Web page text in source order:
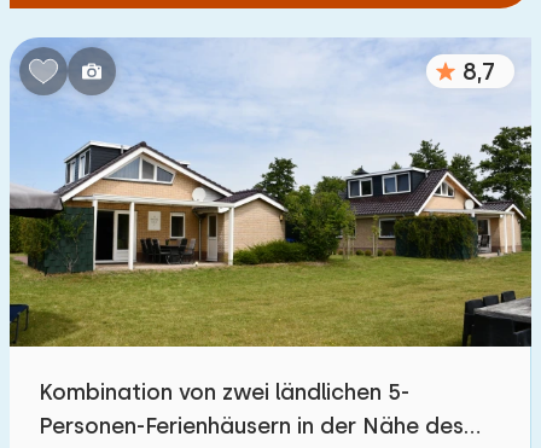
Zum Wasser
5 10
Zu öffentlichen Verkehrsmitteln (max. km):
0,2 0,5 1 2 5
Unterkunft
Im Ferienpark
8,7
Kombination von zwei ländlichen 5-
Personen-Ferienhäusern in der Nähe des